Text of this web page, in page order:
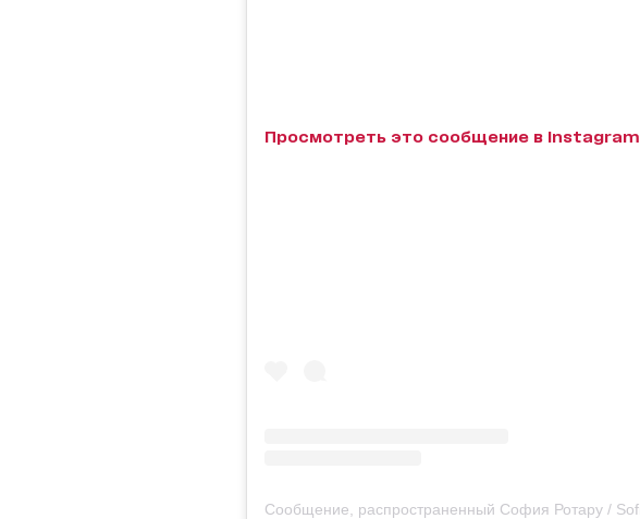
Просмотреть это сообщение в Instagram